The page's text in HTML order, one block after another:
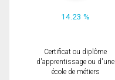
14.23 %
Certificat ou diplôme
d'apprentissage ou d'une
école de métiers